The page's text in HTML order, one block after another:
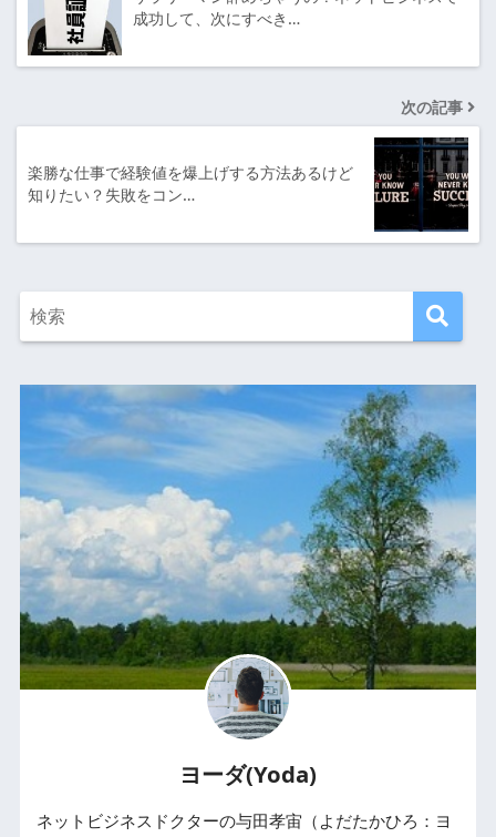
成功して、次にすべき…
次の記事
楽勝な仕事で経験値を爆上げする方法あるけど
知りたい？失敗をコン…
ヨーダ(Yoda)
ネットビジネスドクターの与田孝宙（よだたかひろ：ヨ